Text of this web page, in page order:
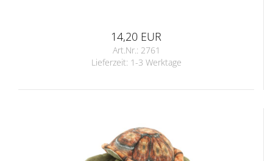
14,20 EUR
Art.Nr.: 2761
Lieferzeit: 1-3 Werktage